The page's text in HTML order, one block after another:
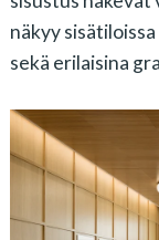
näkyy
sekä erilaisina